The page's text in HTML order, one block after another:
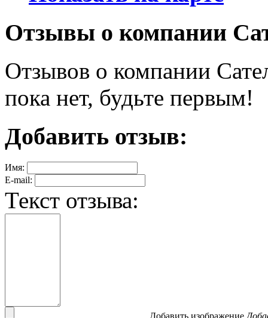
Отзывы о компании
Отзывов о компании
пока нет, будьте первым!
Добавить отзыв:
Имя:
E-mail:
Текст отзыва:
Добавить изображение